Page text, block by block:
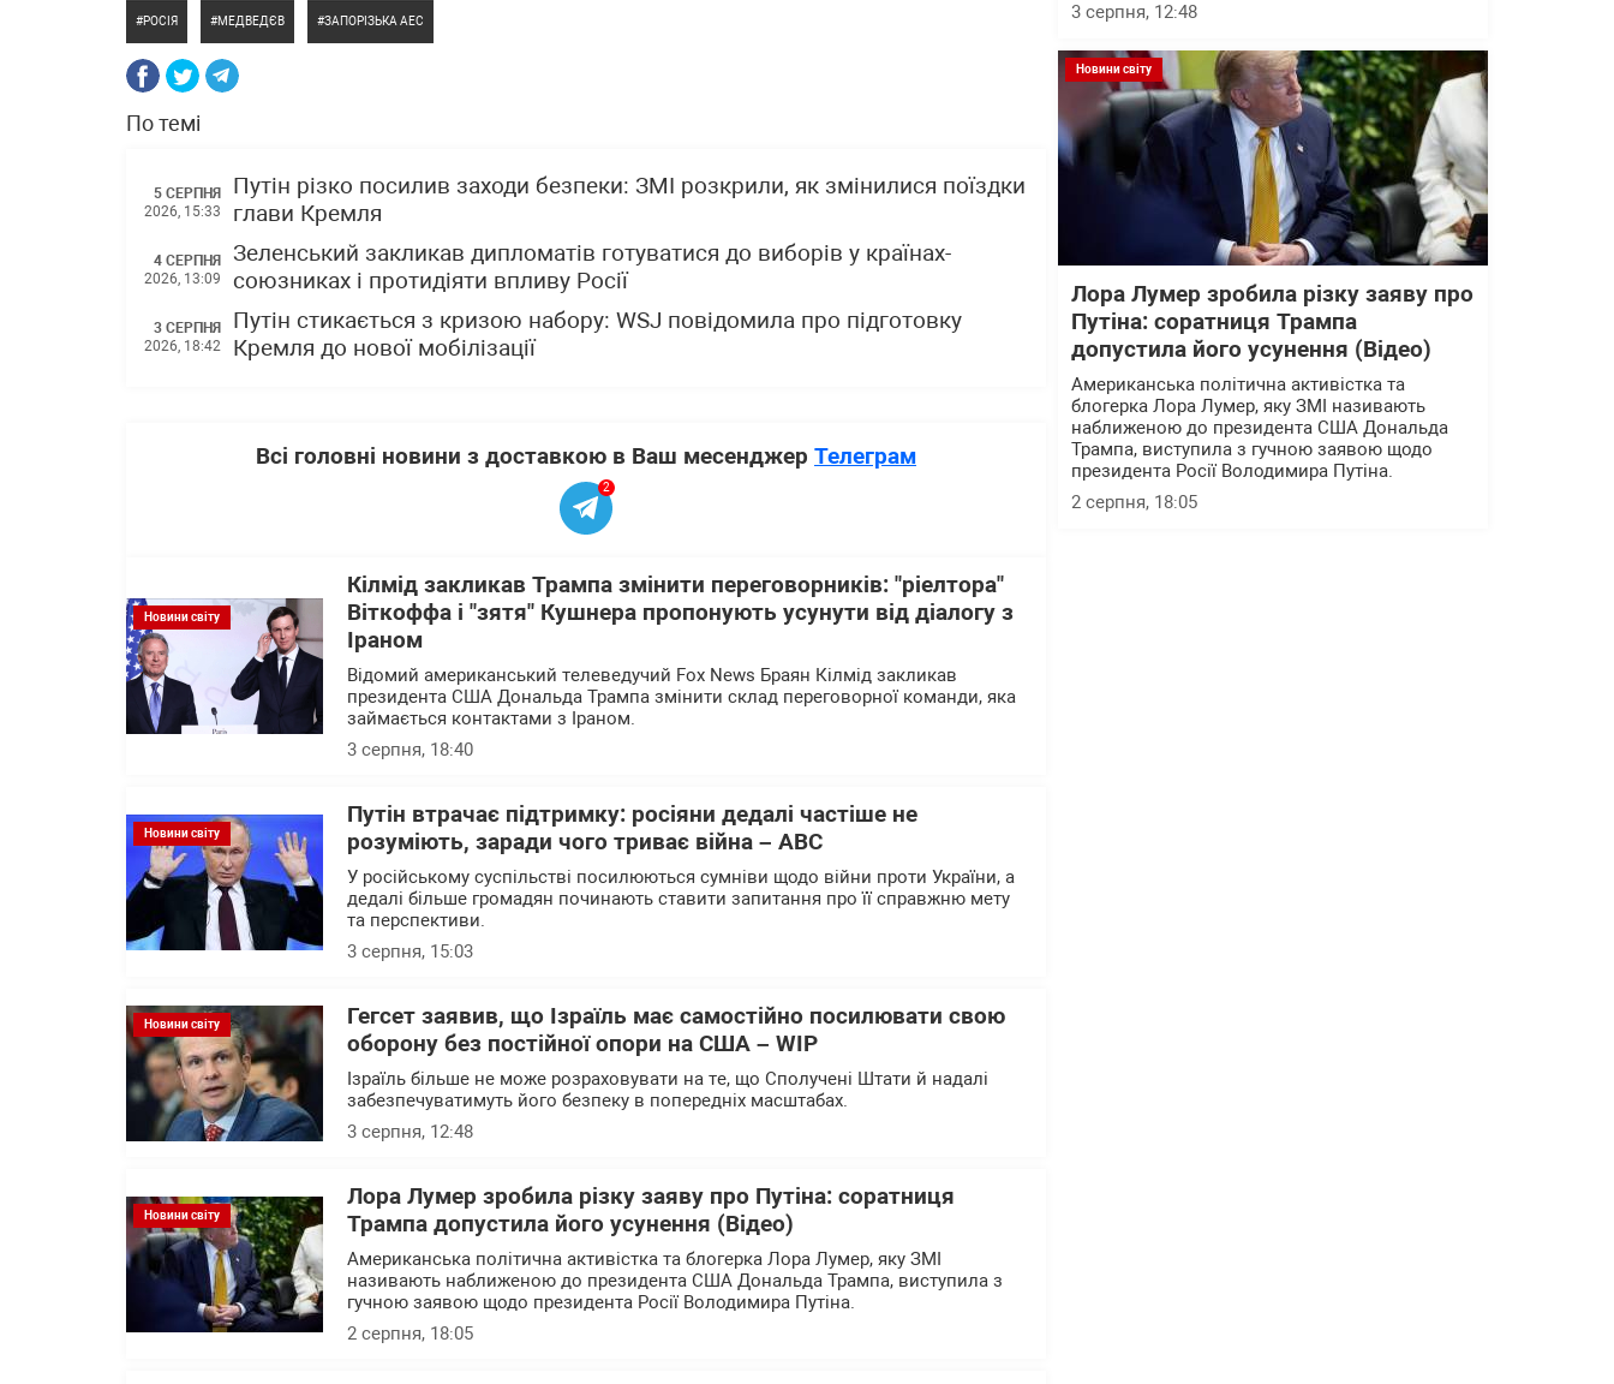
РОСІЯ МЕДВЕДЄВ ЗАПОРІЗЬКА АЕС
По темі
5 СЕРПНЯ
2026, 15:33
Путін різко посилив заходи безпеки: ЗМІ розкрили, як змінилися поїздки
глави Кремля
4 СЕРПНЯ
2026, 13:09
Зеленський закликав дипломатів готуватися до виборів у країнах-
союзниках і протидіяти впливу Росії
3 СЕРПНЯ
2026, 18:42
Путін стикається з кризою набору: WSJ повідомила про підготовку
Кремля до нової мобілізації
Всі головні новини з доставкою в Ваш месенджер Телеграм
2
Новини світу
Кілмід закликав Трампа змінити переговорників: "ріелтора"
Віткоффа і "зятя" Кушнера пропонують усунути від діалогу з
Іраном
Відомий американський телеведучий Fox News Браян Кілмід закликав
президента США Дональда Трампа змінити склад переговорної команди, яка
займається контактами з Іраном.
3 серпня, 18:40
Новини світу
Путін втрачає підтримку: росіяни дедалі частіше не
розуміють, заради чого триває війна – АВС
У російському суспільстві посилюються сумніви щодо війни проти України, а
дедалі більше громадян починають ставити запитання про її справжню мету
та перспективи.
3 серпня, 15:03
Новини світу
Гегсет заявив, що Ізраїль має самостійно посилювати свою
оборону без постійної опори на США – WІP
Ізраїль більше не може розраховувати на те, що Сполучені Штати й надалі
забезпечуватимуть його безпеку в попередніх масштабах.
3 серпня, 12:48
Новини світу
Лора Лумер зробила різку заяву про Путіна: соратниця
Трампа допустила його усунення (Відео)
Американська політична активістка та блогерка Лора Лумер, яку ЗМІ
називають наближеною до президента США Дональда Трампа, виступила з
гучною заявою щодо президента Росії Володимира Путіна.
2 серпня, 18:05
3 серпня, 12:48
Новини світу
Лора Лумер зробила різку заяву про
Путіна: соратниця Трампа
допустила його усунення (Відео)
Американська політична активістка та
блогерка Лора Лумер, яку ЗМІ називають
наближеною до президента США Дональда
Трампа, виступила з гучною заявою щодо
президента Росії Володимира Путіна.
2 серпня, 18:05